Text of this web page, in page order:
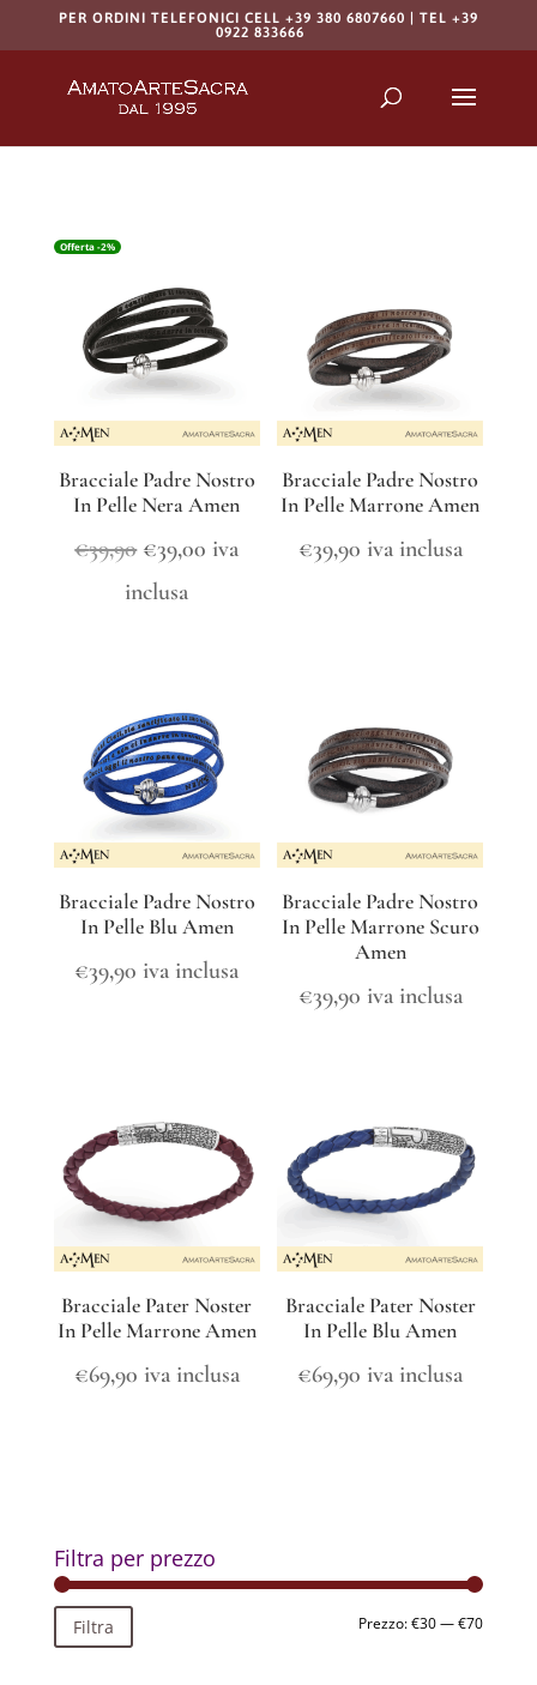
PER ORDINI TELEFONICI CELL +39 380 6807660 | TEL +39
0922 833666
Offerta -2%
Bracciale Padre Nostro
In Pelle Nera Amen
€39,90 Il
prezzo
€39,90.
€39,00 Il
€39,00.
iva
inclusa
Bracciale Padre Nostro
In Pelle Marrone Amen
€39,90 iva inclusa
Bracciale Padre Nostro
In Pelle Blu Amen
€39,90 iva inclusa
Bracciale Padre Nostro
In Pelle Marrone Scuro
Amen
€39,90 iva inclusa
Bracciale Pater Noster
In Pelle Marrone Amen
€69,90 iva inclusa
Bracciale Pater Noster
In Pelle Blu Amen
€69,90 iva inclusa
Filtra per prezzo
Prezzo
Prezzo
Filtra Prezzo:€30—€70